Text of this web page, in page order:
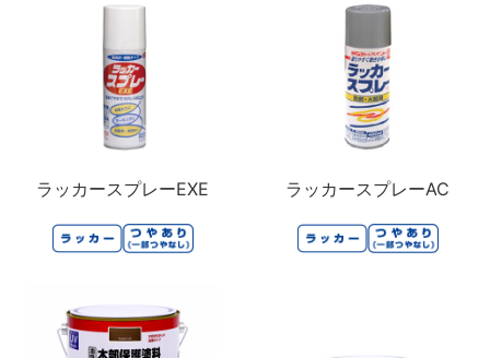
ラッカースプレーEXE ラッカースプレーAC